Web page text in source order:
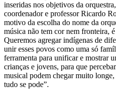
inseridas nos objetivos da
coordenador e professor Ricardo
motivo da escolha do nome da
música não tem cor nem fronteira,
Queremos agregar indígenas de
unir esses povos como uma só
ferramenta para unificar e mostrar
crianças e jovens, para que
musical podem chegar muito
tudo se pode”.